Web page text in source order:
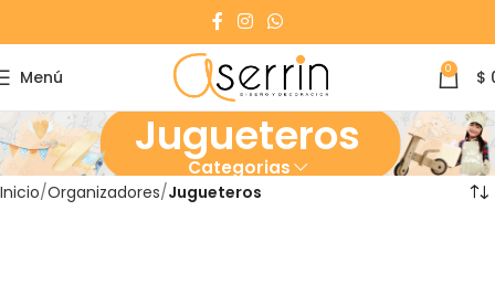
Menú 0 $
Jugueteros
Categorias
Inicio Organizadores Jugueteros